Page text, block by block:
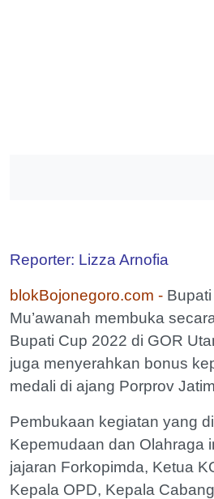
Reporter: Lizza Arnofia
blokBojonegoro.com -
Mu’awanah membuka
Bupati Cup 2022 di GOR
juga menyerahkan bonus
medali di ajang Porprov
Pembukaan kegiatan yang
Kepemudaan dan Olahraga
jajaran Forkopimda, Ketua
Kepala OPD, Kepala